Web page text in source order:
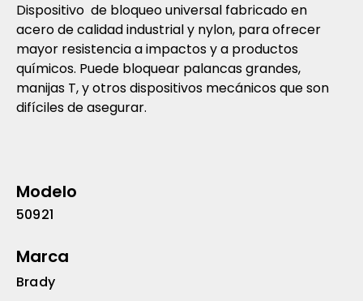
Dispositivo de bloqueo universal fabricado en
acero de calidad industrial y nylon, para ofrecer
mayor resistencia a impactos y a productos
químicos. Puede bloquear palancas grandes,
manijas T, y otros dispositivos mecánicos que son
difíciles de asegurar.
Modelo
50921
Marca
Brady